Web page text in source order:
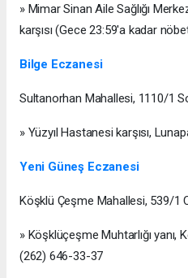
» Mimar Sinan Aile Sağlığı
karşısı (Gece 23:59'a kadar
Bilge Eczanesi
Sultanorhan Mahallesi, 1110/1
» Yüzyıl Hastanesi karşısı,
Yeni Güneş Eczanesi
Köşklü Çeşme Mahallesi, 539/1
» Köşklüçeşme Muhtarlığı yanı,
(262) 646-33-37